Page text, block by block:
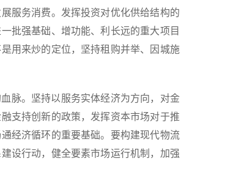
服务消费。发挥投资对优化供给结构的
批强基础、增功能、利长远的重大项目
用来炒的定位，坚持租购并举、因城施
脉。坚持以服务实体经济为方向，对金
支持创新的政策，发挥资本市场对于推
经济循环的重要基础。要构建现代物流
设行动，健全要素市场运行机制，加强